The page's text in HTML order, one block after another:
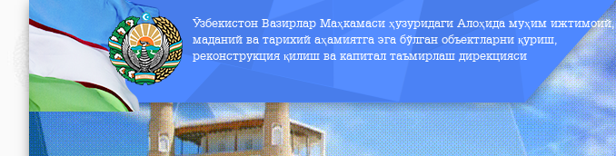
Ўзбекистон Вазирлар Маҳкамаси ҳузуридаги Алоҳида муҳим ижтимоий,
маданий ва тарихий аҳамиятга эга бўлган объектларни қуриш,
реконструкция қилиш ва капитал таъмирлаш дирекцияси